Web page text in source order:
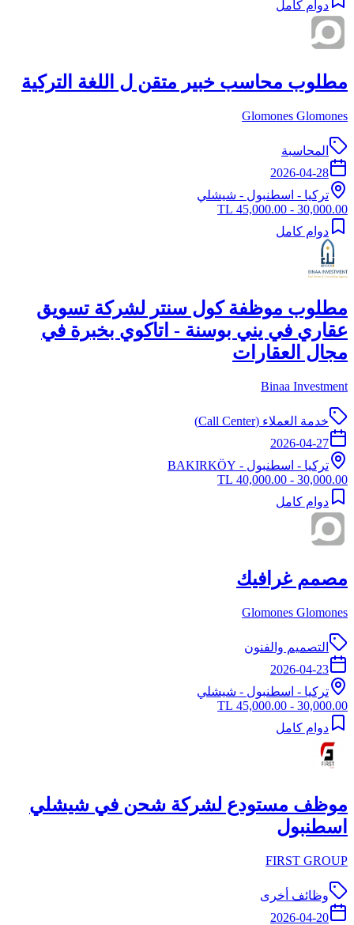
دوام كامل
مطلوب محاسب خبير متقن ل اللغة التركية
Glomones Glomones
المحاسبة
2026-04-28
تركيا - اسطنبول - شيشلي
30,000.00 - 45,000.00 TL
دوام كامل
مطلوب موظفة كول سنتر لشركة تسويق
عقاري في يني بوسنة - اتاكوي بخبرة في
مجال العقارات
Binaa Investment
خدمة العملاء (Call Center)
2026-04-27
تركيا - اسطنبول - BAKIRKÖY
30,000.00 - 40,000.00 TL
دوام كامل
مصمم غرافيك
Glomones Glomones
التصميم والفنون
2026-04-23
تركيا - اسطنبول - شيشلي
30,000.00 - 45,000.00 TL
دوام كامل
موظف مستودع لشركة شحن في شيشلي
اسطنبول
FIRST GROUP
وظائف أخرى
2026-04-20